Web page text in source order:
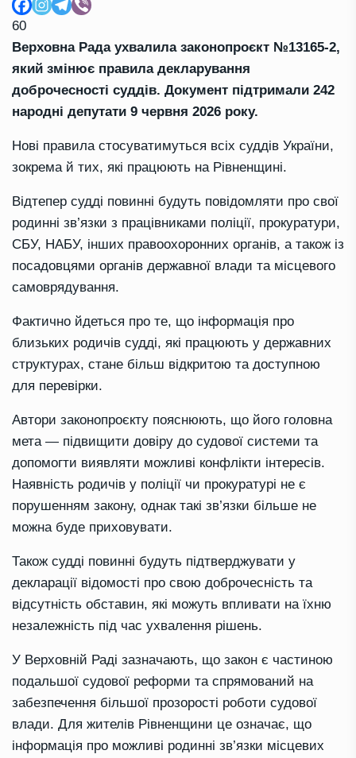
60
Верховна Рада ухвалила законопроєкт №13165-2,
який змінює правила декларування
доброчесності суддів. Документ підтримали 242
народні депутати 9 червня 2026 року.
Нові правила стосуватимуться всіх суддів України,
зокрема й тих, які працюють на Рівненщині.
Відтепер судді повинні будуть повідомляти про свої
родинні зв’язки з працівниками поліції, прокуратури,
СБУ, НАБУ, інших правоохоронних органів, а також із
посадовцями органів державної влади та місцевого
самоврядування.
Фактично йдеться про те, що інформація про
близьких родичів судді, які працюють у державних
структурах, стане більш відкритою та доступною
для перевірки.
Автори законопроєкту пояснюють, що його головна
мета — підвищити довіру до судової системи та
допомогти виявляти можливі конфлікти інтересів.
Наявність родичів у поліції чи прокуратурі не є
порушенням закону, однак такі зв’язки більше не
можна буде приховувати.
Також судді повинні будуть підтверджувати у
декларації відомості про свою доброчесність та
відсутність обставин, які можуть впливати на їхню
незалежність під час ухвалення рішень.
У Верховній Раді зазначають, що закон є частиною
подальшої судової реформи та спрямований на
забезпечення більшої прозорості роботи судової
влади. Для жителів Рівненщини це означає, що
інформація про можливі родинні зв’язки місцевих